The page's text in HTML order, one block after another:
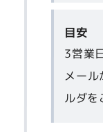
目安
3営業
メール
ルダを